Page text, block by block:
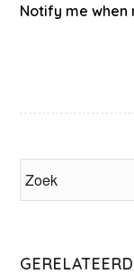
Notify me when